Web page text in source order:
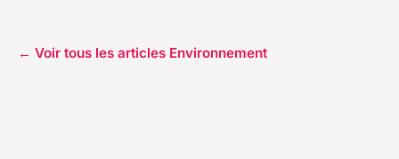
← Voir tous les articles Environnement